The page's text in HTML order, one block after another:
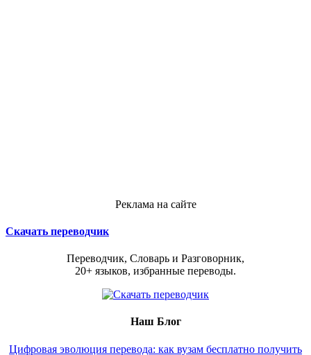
Реклама на сайте
Скачать переводчик
Переводчик, Словарь и Разговорник,
20+ языков, избранные переводы.
Наш Блог
Цифровая эволюция перевода: как вузам бесплатно получить